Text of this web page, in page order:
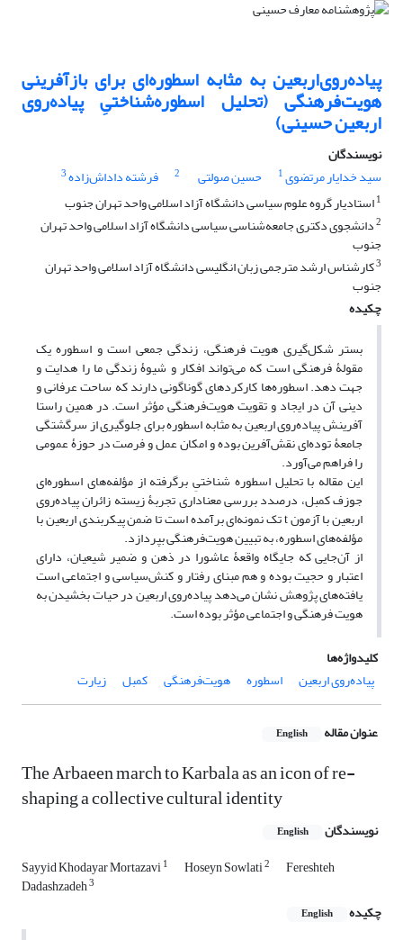
پیاده‌روی‌اربعین به مثابه اسطوره‌ای برای بازآفرینی
هویت‌فرهنگی (تحلیل اسطوره‌شناختیِ پیاده‌روی
اربعین حسینی)
نویسندگان
سید خدایار مرتضوی1 حسین صولتی 2 فرشته داداش‌زاده3
1استادیار گروه علوم سیاسی دانشگاه آزاد اسلامی واحد تهران جنوب
2دانشجوی دکتری جامعه‌شناسی سیاسی دانشگاه آزاد اسلامی واحد تهران
جنوب
3کارشناس ارشد مترجمی زبان انگلیسی دانشگاه آزاد اسلامی واحد تهران
جنوب
چکیده
بستر شکل‌گیری هویت‌ فرهنگی، زندگی جمعی است و اسطوره یک
مقولۀ فرهنگی است که می‌تواند افکار و شیوۀ زندگی ما را هدایت و
جهت دهد. اسطوره‌ها کارکردهای گوناگونی دارند که ساحت عرفانی و
دینی آن در ایجاد و تقویت هویت‌فرهنگی مؤثر است. در همین راستا
آفرینش پیاده‌روی اربعین به مثابه اسطوره برای جلوگیری از سرگشتگی
جامعۀ توده‌ای نقش‌آفرین بوده و امکان عمل و فرصت در حوزۀ عمومی
را فراهم می‌آورد.
این مقاله با تحلیل اسطوره‌ شناختیِ برگرفته از مؤلفه‌های اسطوره‌ای
جوزف کمبل، درصدد بررسی معناداری تجربۀ زیسته زائران پیاده‌روی
‌اربعین با آزمون t تک نمونه‌ای برآمده است تا ضمن پیکربندی اربعین با
مؤلفه‌های اسطوره، به تبیین هویت‌فرهنگی بپردازد.
از آن‌جایی که جایگاه واقعۀ عاشورا در ذهن و ضمیر شیعیان، دارای
اعتبار و حجیت بوده و هم مبنای رفتار و کنش‌سیاسی و اجتماعی است
یافته‌های پژوهش نشان می‌دهد پیاده‌روی اربعین در حیات بخشیدن به
هویت فرهنگی و اجتماعی مؤثر بوده است.
کلیدواژه‌ها
پیاده‌روی اربعین
اسطوره هویت‌فرهنگی کمبل زیارت
عنوان مقاله English
The Arbaeen march to Karbala as an icon of re-
shaping a collective cultural identity
نویسندگان English
Sayyid Khodayar Mortazavi1 Hoseyn Sowlati2 Fereshteh
Dadashzadeh3
چکیده English